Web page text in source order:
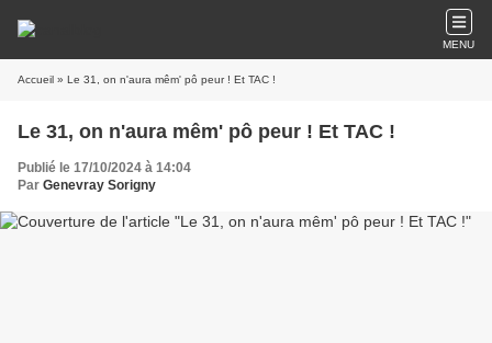
MENU
Accueil » Le 31, on n'aura mêm' pô peur ! Et TAC !
Le 31, on n'aura mêm' pô peur ! Et TAC !
Publié le 17/10/2024 à 14:04
Par Genevray Sorigny